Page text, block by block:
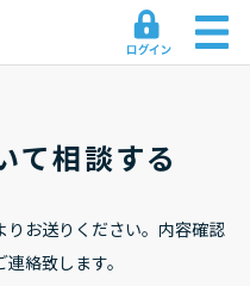
相談する
お送りください。 内容確認
絡致します。